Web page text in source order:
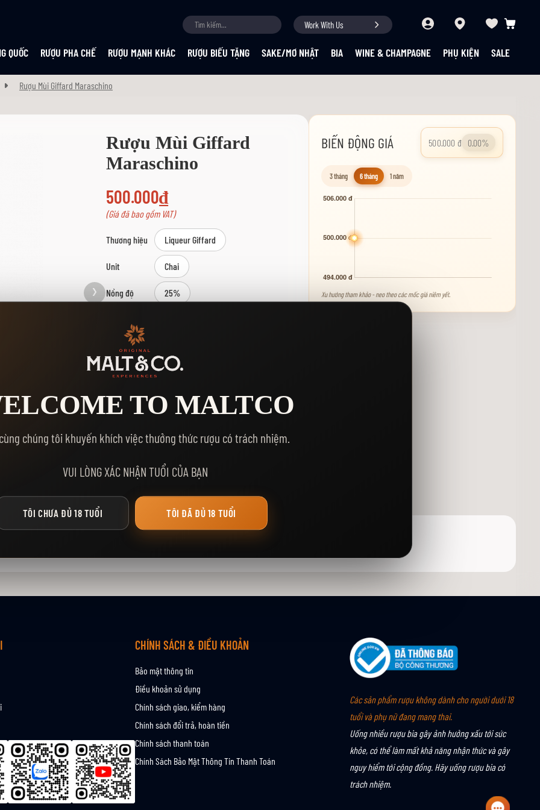
Work With Us
QUỐC RƯỢU PHA CHẾ RƯỢU MẠNH KHÁC RƯỢU BIẾU TẶNG SAKE/MƠ NHẬT BIA WINE & CHAMPAGNE PHỤ KIỆN SALE
Rượu Mùi Giffard Maraschino
Rượu Mùi Giffard
Maraschino
500.000₫
(Giá đã bao gồm VAT)
Thương hiệu Liqueur Giffard
Unit Chai
Nồng độ 25%
Kho 12
Yêu thích:
BIẾN ĐỘNG GIÁ 500.000 đ 0.00%
3 tháng 6 tháng 1 năm
Xu hướng tham khảo - neo theo các mốc giá niêm yết.
CHÍNH SÁCH & ĐIỀU KHOẢN
Bảo mật thông tin
Điều khoản sử dụng
Chính sách giao, kiểm hàng
Chính sách đổi trả, hoàn tiền
Chính sách thanh toán
Chính Sách Bảo Mật Thông Tin Thanh Toán
Các sản phẩm rượu không dành cho người dưới 18
tuổi và phụ nữ đang mang thai.
Uống nhiều rượu bia gây ảnh hưởng xấu tới sức
khỏe, có thể làm mất khả năng nhận thức và gây
nguy hiểm tới cộng đồng. Hãy uống rượu bia có
trách nhiệm.
TO MALTCO
chúng tôi khuyến khích việc thưởng thức rượu có trách nhiệm.
VUI LÒNG XÁC NHẬN TUỔI CỦA BẠN
TÔI CHƯA ĐỦ 18 TUỔI TÔI ĐÃ ĐỦ 18 TUỔI